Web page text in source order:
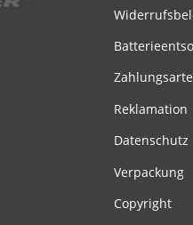
Reklamation
Datenschutz
Verpackung
Copyright